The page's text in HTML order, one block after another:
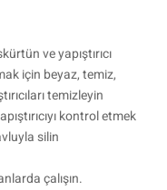
ve yapıştırıcı
için beyaz, temiz,
temizleyin
kontrol etmek
silin
çalışın.